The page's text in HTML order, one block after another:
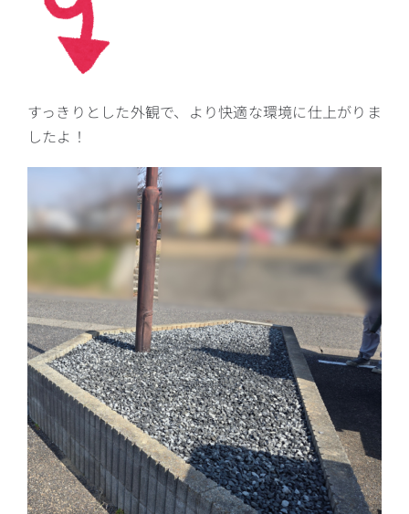
すっきりとした外観で、より快適な環境に仕上がりま
したよ！